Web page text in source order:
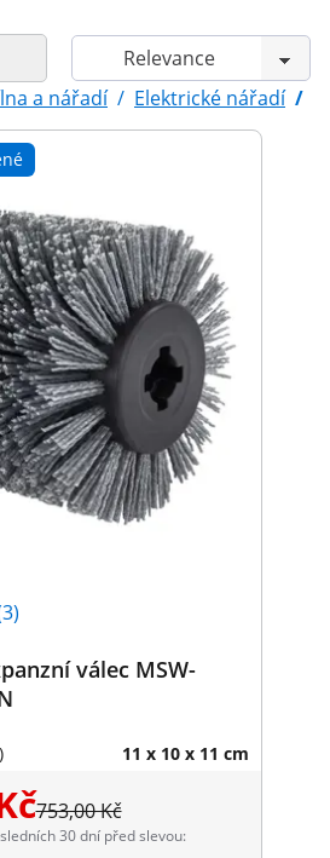
a nářadí / Elektrické nářadí /
válec MSW-
11 x 10 x 11 cm
753,00 Kč
30 dní před slevou: